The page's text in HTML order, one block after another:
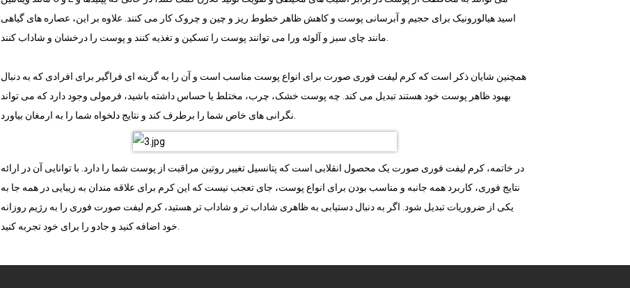
اسید هیالورونیک برای حجیم و آبرسانی پوست و کاهش ظاهر خطوط ریز و چین و چروک کار می کنند. علاوه بر این، عصاره های گیاهی
مانند چای سبز و آلوئه ورا می توانند پوست را تسکین و تغذیه کنند و پوست را درخشان و شاداب کنند.
همچنین شایان ذکر است که کرم لیفت فوری صورت برای انواع پوست مناسب است و آن را به گزینه ای فراگیر برای افرادی که به دنبال
بهبود ظاهر پوست خود هستند تبدیل می کند. چه پوست خشک، چرب، مختلط یا حساس داشته باشید، فرمولی وجود دارد که می تواند
نگرانی های خاص شما را برطرف کند و نتایج دلخواه شما را به ارمغان بیاورد.
در خاتمه، کرم لیفت فوری صورت یک محصول انقلابی است که پتانسیل تغییر روتین مراقبت از پوست شما را دارد. با توانایی آن در ارائه
نتایج فوری، کاربرد همه جانبه و مناسب بودن برای انواع پوست، جای تعجب نیست که این کرم برای علاقه مندان به زیبایی در همه جا به
یکی از ضروریات تبدیل شود. اگر به دنبال دستیابی به ظاهری شاداب تر و شاداب تر هستید، کرم لیفت صورت فوری را به رژیم روزانه
خود اضافه کنید و جادو را برای خود تجربه کنید.